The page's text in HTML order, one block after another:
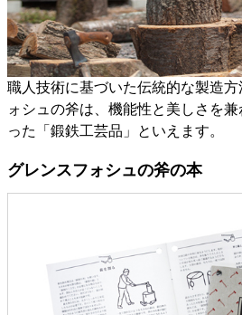
職人技術に基づいた伝統的な製造
ォシュの斧は、機能性と美しさを
った「鍛鉄工芸品」といえます。
グレンスフォシュの斧の本